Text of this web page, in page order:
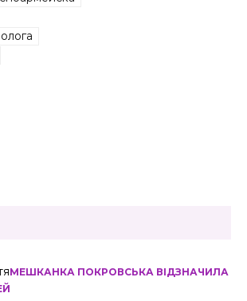
МЕШКАНКА ПОКРОВСЬКА ВІДЗНАЧИЛА